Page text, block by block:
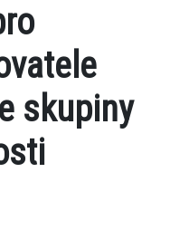
skupiny